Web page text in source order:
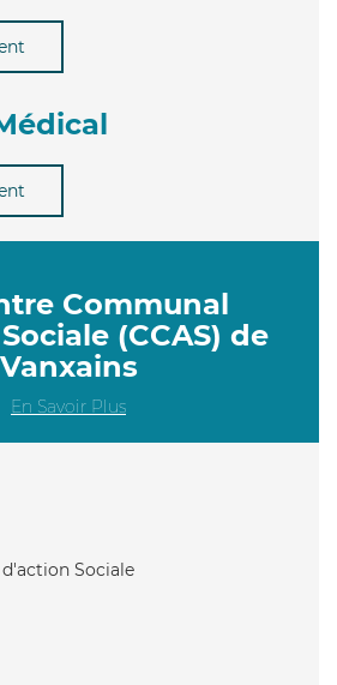
Communal
(CCAS) de
Vanxains
En Savoir Plus
Sociale